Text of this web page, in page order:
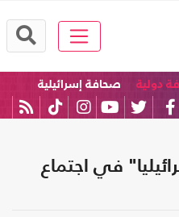
دولية صحافة إسرائيلية
في اجتماع